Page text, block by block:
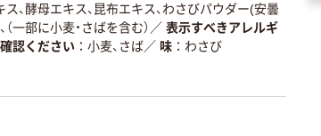
ス、酵母エキス、昆布エキス、わさびパウダー(安曇
一部に小麦・さばを含む） ／ 表示すべきアレルギ
認ください
小麦、さば／ 味
わさび